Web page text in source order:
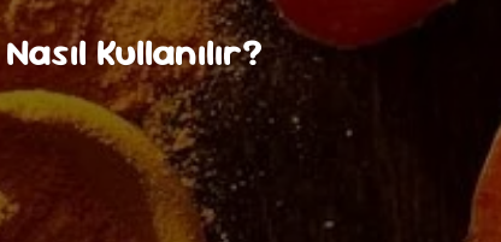
Kullanılır?